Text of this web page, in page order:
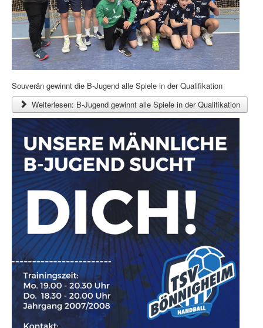
Souverän gewinnt die B-Jugend alle Spiele in der Qualifikation
Weiterlesen: B-Jugend gewinnt alle Spiele in der Qualifikation